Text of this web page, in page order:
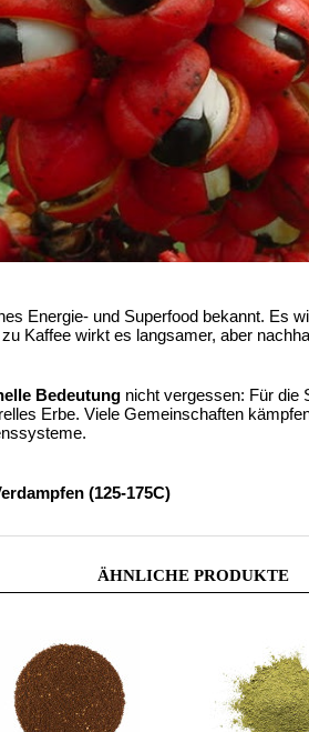
Energie- und Superfood bekannt. Es
Kaffee wirkt es langsamer, aber
Bedeutung nicht vergessen: Für die
Erbe. Viele Gemeinschaften
(125-175C)
ÄHNLICHE PRODUKTE